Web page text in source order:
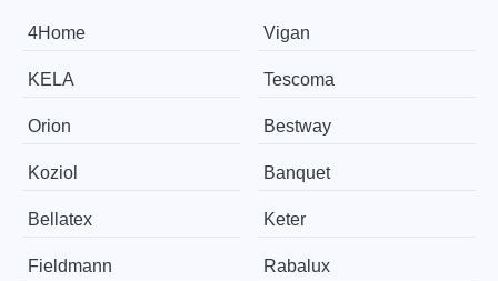
4Home Vigan
KELA Tescoma
Orion Bestway
Koziol Banquet
Bellatex Keter
Fieldmann Rabalux